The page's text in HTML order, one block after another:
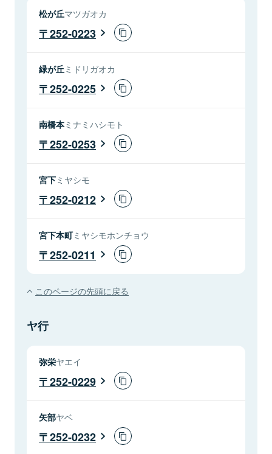
松が丘マツガオカ
252-0223
緑が丘 ミドリガオカ
252-0225
南橋本ミナミハシモト
252-0253
宮下ミヤシモ
252-0212
宮下本町ミヤシモホンチョウ
252-0211
このページの先頭に戻る
ヤ行
弥栄ヤエイ
252-0229
矢部ヤベ
252-0232